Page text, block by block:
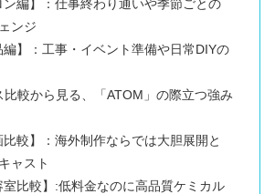
編】：仕事終わり通いや季節ごとの
ンジ
】：工事・イベント準備や日常DIYの
比較から見る、「ATOM」の際立つ強み
較】：海外制作ならでは大胆展開と
ャスト
比較】:低料金なのに高品質ケミカル